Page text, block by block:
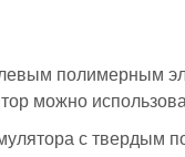
полимерным
можно
с